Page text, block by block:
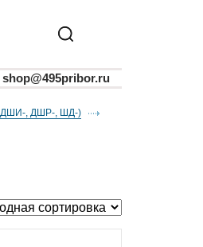
shop@495pribor.ru
, ДШИ-, ДШР-, ШД-)